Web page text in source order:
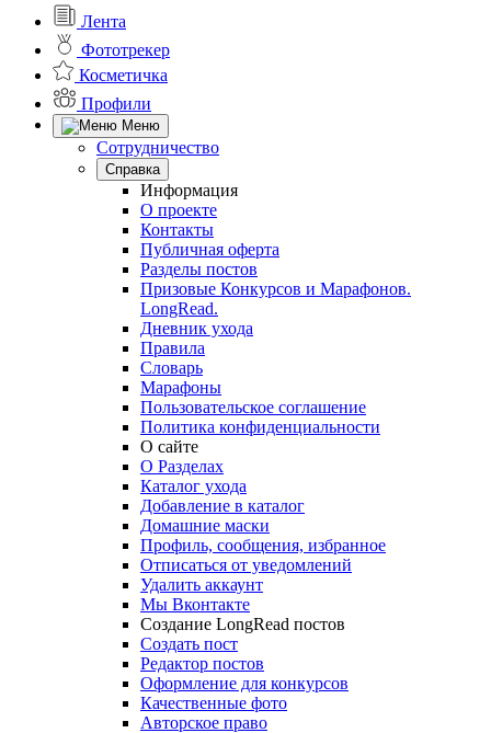
Лента
Фототрекер
Косметичка
Профили
Меню
Сотрудничество
Справка
Информация
О проекте
Контакты
Публичная оферта
Разделы постов
Призовые Конкурсов и Марафонов.
LongRead.
Дневник ухода
Правила
Словарь
Марафоны
Пользовательское соглашение
Политика конфиденциальности
О сайте
О Разделах
Каталог ухода
Добавление в каталог
Домашние маски
Профиль, сообщения, избранное
Отписаться от уведомлений
Удалить аккаунт
Мы Вконтакте
Создание LongRead постов
Создать пост
Редактор постов
Оформление для конкурсов
Качественные фото
Авторское право